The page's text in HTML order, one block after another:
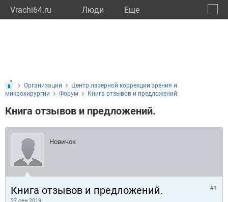
Vrachi64.ru Люди Eще
Организации
Центр лазерной коррекции зрения и
микрохирургии
Форум Книга отзывов и предложений.
Книга отзывов и предложений.
Новичок
Книга отзывов и предложений. #1